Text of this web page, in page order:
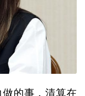
的事，清算在